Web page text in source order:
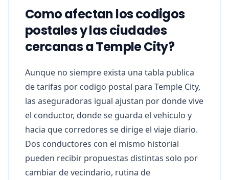
Como afectan los codigos
postales y las ciudades
cercanas a Temple City?
Aunque no siempre exista una tabla publica
de tarifas por codigo postal para Temple City,
las aseguradoras igual ajustan por donde vive
el conductor, donde se guarda el vehiculo y
hacia que corredores se dirige el viaje diario.
Dos conductores con el mismo historial
pueden recibir propuestas distintas solo por
cambiar de vecindario, rutina de